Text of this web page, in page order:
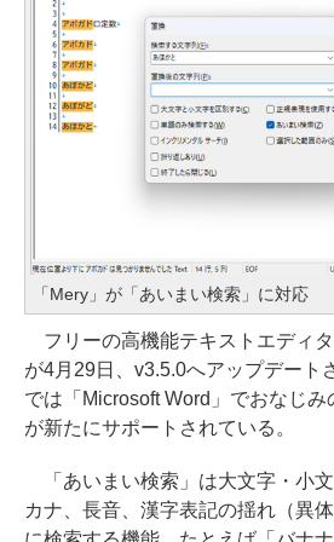
「Mery」が「あいまい検索」に対応
フリーの高機能テキストエディ
が4月29日、v3.5.0へアップデート
では「Microsoft Word」でおなじみ
が新たにサポートされている。
「あいまい検索」は大文字・小
カナ、長音、漢字表記の揺れ（異